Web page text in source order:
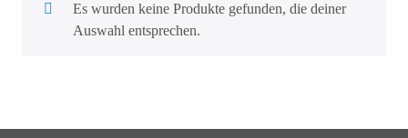
Es wurden keine Produkte gefunden, die deiner
Auswahl entsprechen.